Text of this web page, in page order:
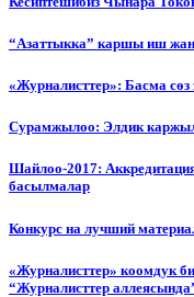
“Азаттыкка” каршы иш
«Журналисттер»: Басма сөз
Сурамжылоо: Элдик
Шайлоо-2017:
басылмалар
Конкурс на лучший
«Журналисттер» коомдук
“Журналисттер